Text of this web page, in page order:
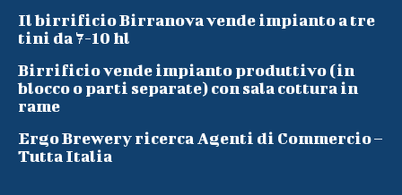
Il birrificio Birranova vende impianto a tre
tini da 7-10 hl
Birrificio vende impianto produttivo (in
blocco o parti separate) con sala cottura in
rame
Ergo Brewery ricerca Agenti di Commercio –
Tutta Italia